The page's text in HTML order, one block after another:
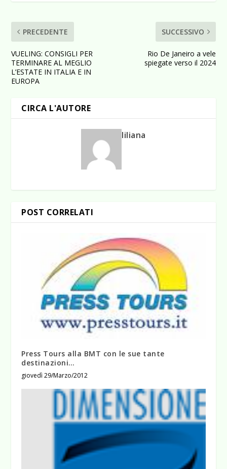
PRECEDENTE
VUELING: CONSIGLI PER
TERMINARE AL MEGLIO
L’ESTATE IN ITALIA E IN
EUROPA
SUCCESSIVO
Rio De Janeiro a vele
spiegate verso il 2024
CIRCA L'AUTORE
liliana
POST CORRELATI
Press Tours alla BMT con le sue tante
destinazioni…
giovedì 29/Marzo/2012